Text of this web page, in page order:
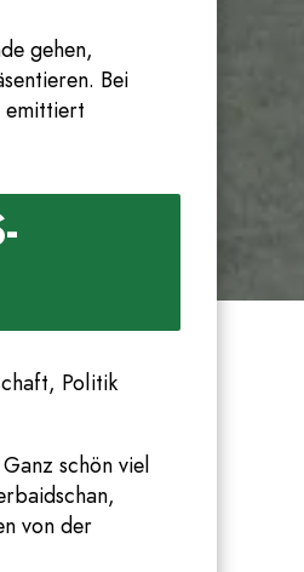
gehen,
Bei
emittiert
Politik
schön viel
von der